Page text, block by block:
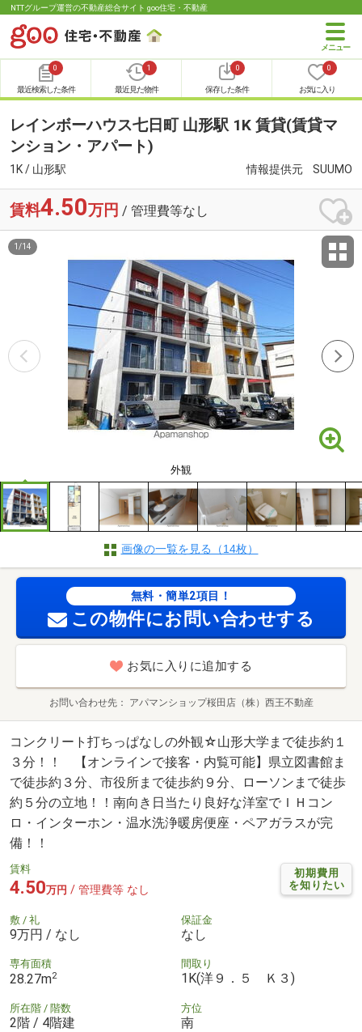
NTTグループ運営の不動産総合サイト goo住宅・不動産
0
最近検索した条件
1
最近見た物件
0
保存した条件
0
お気に入り
レインボーハウス七日町 山形駅 1K 賃貸(賃貸マ
ンション・アパート)
1K / 山形駅 情報提供元 SUUMO
賃料4.50万円 / 管理費等なし
外観
1 /14
画像の一覧を見る（14枚）
無料・簡単2項目！
この物件にお問い合わせする
お気に入りに追加する
お問い合わせ先 アパマンショップ桜田店（株）西王不動産
コンクリート打ちっぱなしの外観☆山形大学まで徒歩約１
３分！！ 【オンラインで接客・内覧可能】県立図書館ま
で徒歩約３分、市役所まで徒歩約９分、ローソンまで徒歩
約５分の立地！！南向き日当たり良好な洋室でＩＨコン
ロ・インターホン・温水洗浄暖房便座・ペアガラスが完
備！！
初期費用
を知りたい
賃料
4.50万円 / 管理費等 なし
敷 / 礼
9万円 / なし
保証金
なし
専有面積
28.27m2
間取り
1K(洋９．５ Ｋ３)
所在階 / 階数
2階 / 4階建
方位
南